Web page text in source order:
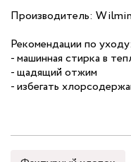
Производитель:
Рекомендации по уходу:
- машинная стирка в
- щадящий отжим
- избегать